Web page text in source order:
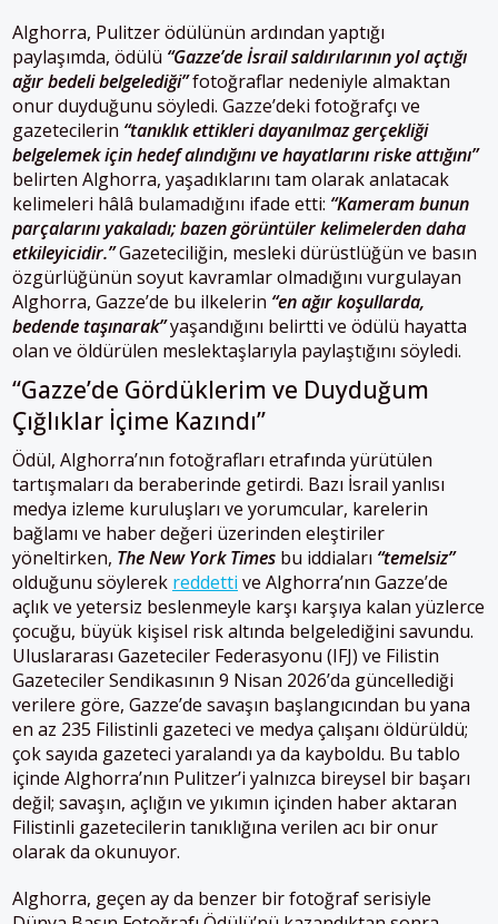
Alghorra, Pulitzer ödülünün ardından yaptığı
paylaşımda, ödülü “Gazze’de İsrail saldırılarının yol açtığı
ağır bedeli belgelediği”fotoğraflar nedeniyle almaktan
onur duyduğunu söyledi. Gazze’deki fotoğrafçı ve
gazetecilerin “tanıklık ettikleri dayanılmaz gerçekliği
belgelemek için hedef alındığını ve hayatlarını riske attığını”
belirten Alghorra, yaşadıklarını tam olarak anlatacak
kelimeleri hâlâ bulamadığını ifade etti: “Kameram bunun
parçalarını yakaladı; bazen görüntüler kelimelerden daha
etkileyicidir.”Gazeteciliğin, mesleki dürüstlüğün ve basın
özgürlüğünün soyut kavramlar olmadığını vurgulayan
Alghorra, Gazze’de bu ilkelerin “en ağır koşullarda,
bedende taşınarak”yaşandığını belirtti ve ödülü hayatta
olan ve öldürülen meslektaşlarıyla paylaştığını söyledi.
“Gazze’de Gördüklerim ve Duyduğum
Çığlıklar İçime Kazındı”
Ödül, Alghorra’nın fotoğrafları etrafında yürütülen
tartışmaları da beraberinde getirdi. Bazı İsrail yanlısı
medya izleme kuruluşları ve yorumcular, karelerin
bağlamı ve haber değeri üzerinden eleştiriler
yöneltirken, The New York Times bu iddiaları “temelsiz”
olduğunu söylerek reddetti ve Alghorra’nın Gazze’de
açlık ve yetersiz beslenmeyle karşı karşıya kalan yüzlerce
çocuğu, büyük kişisel risk altında belgelediğini savundu.
Uluslararası Gazeteciler Federasyonu (IFJ) ve Filistin
Gazeteciler Sendikasının 9 Nisan 2026’da güncellediği
verilere göre, Gazze’de savaşın başlangıcından bu yana
en az 235 Filistinli gazeteci ve medya çalışanı öldürüldü;
çok sayıda gazeteci yaralandı ya da kayboldu. Bu tablo
içinde Alghorra’nın Pulitzer’i yalnızca bireysel bir başarı
değil; savaşın, açlığın ve yıkımın içinden haber aktaran
Filistinli gazetecilerin tanıklığına verilen acı bir onur
olarak da okunuyor.
Alghorra, geçen ay da benzer bir fotoğraf serisiyle